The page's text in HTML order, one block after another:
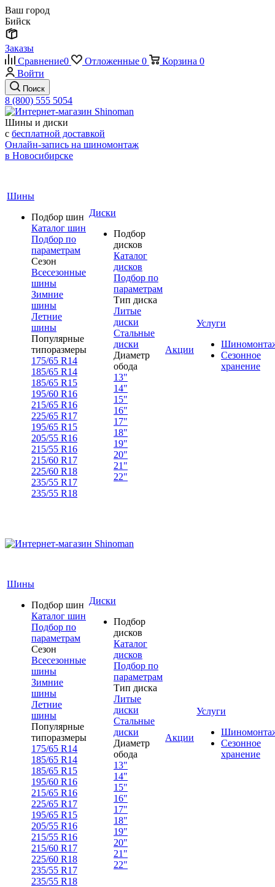
Ваш город
Бийск
Заказы
Сравнение0 Отложенные 0 Корзина 0
Войти
Поиск
8 (800) 555 5054
Шины и диски
с бесплатной доставкой
Онлайн-запись на шиномонтаж
в Новосибирске
Шины
Подбор шин
Каталог шин
Подбор по
параметрам
Сезон
Всесезонные
шины
Зимние
шины
Летние
шины
Популярные
типоразмеры
175/65 R14
185/65 R14
185/65 R15
195/60 R16
215/65 R16
225/65 R17
195/65 R15
205/55 R16
215/55 R16
215/60 R17
225/60 R18
235/55 R17
235/55 R18
Диски
Подбор
дисков
Каталог
дисков
Подбор по
параметрам
Тип диска
Литые
диски
Стальные
диски
Диаметр
обода
13"
14"
15"
16"
17"
18"
19"
20"
21"
22"
Акции
Услуги
Сезонное
хранение
Шины
Подбор шин
Каталог шин
Подбор по
параметрам
Сезон
Всесезонные
шины
Зимние
шины
Летние
шины
Популярные
типоразмеры
175/65 R14
185/65 R14
185/65 R15
195/60 R16
215/65 R16
225/65 R17
195/65 R15
205/55 R16
215/55 R16
215/60 R17
225/60 R18
235/55 R17
235/55 R18
Диски
Подбор
дисков
Каталог
дисков
Подбор по
параметрам
Тип диска
Литые
диски
Стальные
диски
Диаметр
обода
13"
14"
15"
16"
17"
18"
19"
20"
21"
22"
Акции
Услуги
Сезонное
хранение